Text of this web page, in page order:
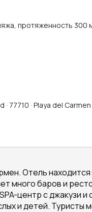
протяженность 300
77710 · Playa del
Отель
много баров и
центр с джакузи
и детей. Туристы